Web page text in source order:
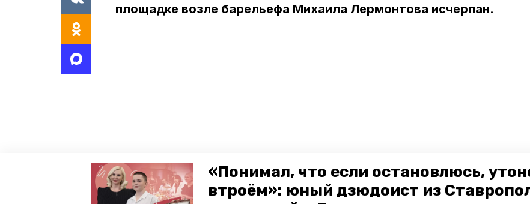
«Понимал, что если остановлюсь,
втроём»: юный дзюдоист из
площадке возле барельефа Михаила Лермонтова исчерпан.